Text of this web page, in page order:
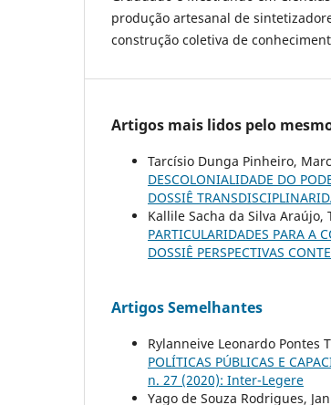
produção artesanal de
construção coletiva de
Artigos mais lidos pelo
Tarcísio Dunga Pinheiro,
DESCOLONIALIDADE DO
DOSSIÊ
Kallile Sacha da Silva
PARTICULARIDADES PARA A
DOSSIÊ PERSPECTIVAS
Artigos Semelhantes
Rylanneive Leonardo Pontes
POLÍTICAS PÚBLICAS E
n. 27 (2020): Inter-Legere
Yago de Souza Rodrigues,